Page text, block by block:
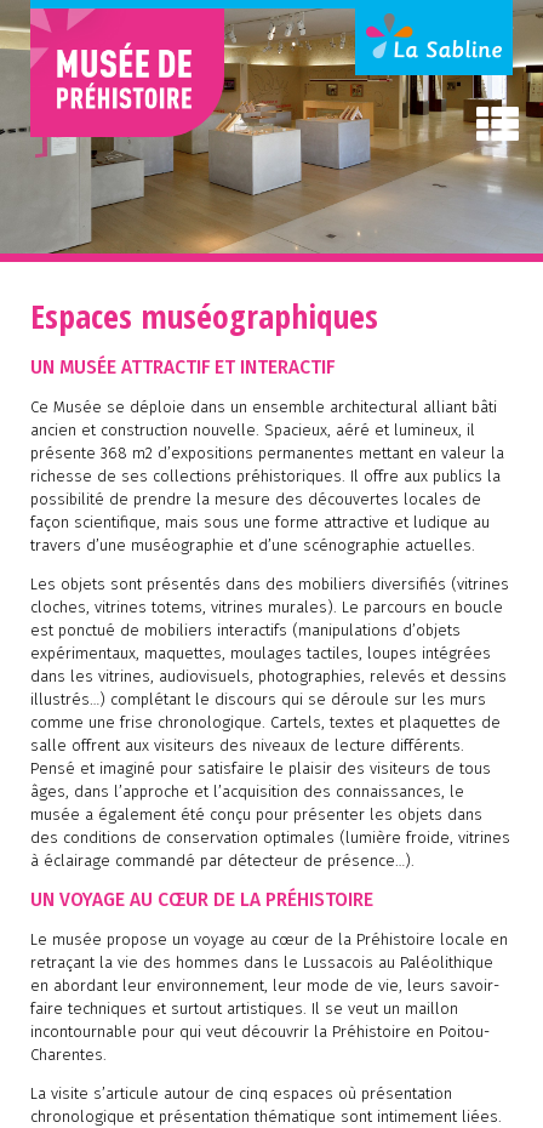
Espaces muséographiques
UN MUSÉE ATTRACTIF ET INTERACTIF
Ce Musée se déploie dans un ensemble architectural alliant bâti
ancien et construction nouvelle. Spacieux, aéré et lumineux, il
présente 368 m2 d’expositions permanentes mettant en valeur la
richesse de ses collections préhistoriques. Il offre aux publics la
possibilité de prendre la mesure des découvertes locales de
façon scientifique, mais sous une forme attractive et ludique au
travers d’une muséographie et d’une scénographie actuelles.
Les objets sont présentés dans des mobiliers diversifiés (vitrines
cloches, vitrines totems, vitrines murales). Le parcours en boucle
est ponctué de mobiliers interactifs (manipulations d’objets
expérimentaux, maquettes, moulages tactiles, loupes intégrées
dans les vitrines, audiovisuels, photographies, relevés et dessins
illustrés…) complétant le discours qui se déroule sur les murs
comme une frise chronologique. Cartels, textes et plaquettes de
salle offrent aux visiteurs des niveaux de lecture différents.
Pensé et imaginé pour satisfaire le plaisir des visiteurs de tous
âges, dans l’approche et l’acquisition des connaissances, le
musée a également été conçu pour présenter les objets dans
des conditions de conservation optimales (lumière froide, vitrines
à éclairage commandé par détecteur de présence…).
UN VOYAGE AU CŒUR DE LA PRÉHISTOIRE
Le musée propose un voyage au cœur de la Préhistoire locale en
retraçant la vie des hommes dans le Lussacois au Paléolithique
en abordant leur environnement, leur mode de vie, leurs savoir-
faire techniques et surtout artistiques. Il se veut un maillon
incontournable pour qui veut découvrir la Préhistoire en Poitou-
Charentes.
La visite s’articule autour de cinq espaces où présentation
chronologique et présentation thématique sont intimement liées.